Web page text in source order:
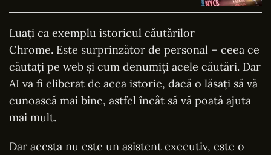
Luați ca exemplu istoricul căutărilor
Chrome. Este surprinzător de personal – ceea ce
căutați pe web și cum denumiți acele căutări. Dar
AI va fi eliberat de acea istorie, dacă o lăsați să vă
cunoască mai bine, astfel încât să vă poată ajuta
mai mult.
Dar acesta nu este un asistent executiv, este o